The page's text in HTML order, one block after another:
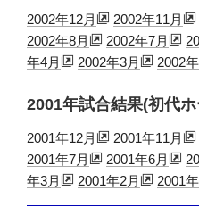
2002年12月 2002年11月
2002年8月
2002年7月
年4月
2002年3月 2002
2001年試合結果(初代
2001年12月 2001年11月
2001年7月
2001年6月
年3月
2001年2月 2001